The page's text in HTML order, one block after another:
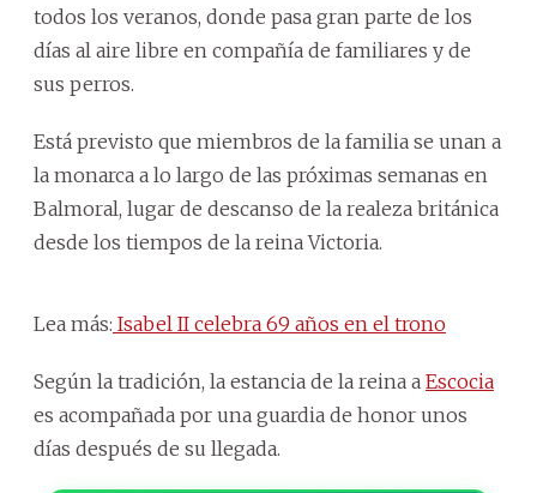
todos los veranos, donde pasa gran parte de los
días al aire libre en compañía de familiares y de
sus perros.
Está previsto que miembros de la familia se unan a
la monarca a lo largo de las próximas semanas en
Balmoral, lugar de descanso de la realeza británica
desde los tiempos de la reina Victoria.
Lea más: Isabel II celebra 69 años en el trono
Según la tradición, la estancia de la reina a Escocia
es acompañada por una guardia de honor unos
días después de su llegada.